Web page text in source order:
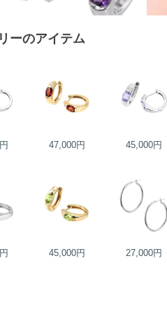
ーのアイテム
47,000円 45,000円
45,000円 27,000円